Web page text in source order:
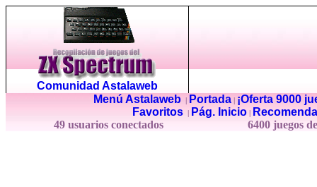
Comunidad Astalaweb
Menú Astalaweb| Portada|
¡Oferta 9000
Favoritos
Pág. Inicio
49 usuarios conectados
6400 juegos